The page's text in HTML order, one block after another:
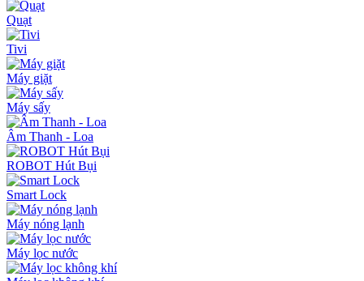
Quạt
Tivi
Máy giặt
Máy sấy
Âm Thanh - Loa
ROBOT Hút Bụi
Smart Lock
Máy nóng lạnh
Máy lọc nước